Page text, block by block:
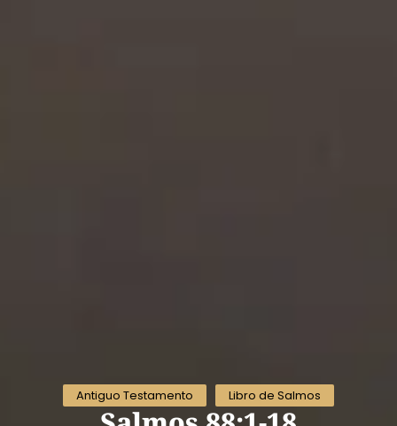
Antiguo Testamento Libro de Salmos